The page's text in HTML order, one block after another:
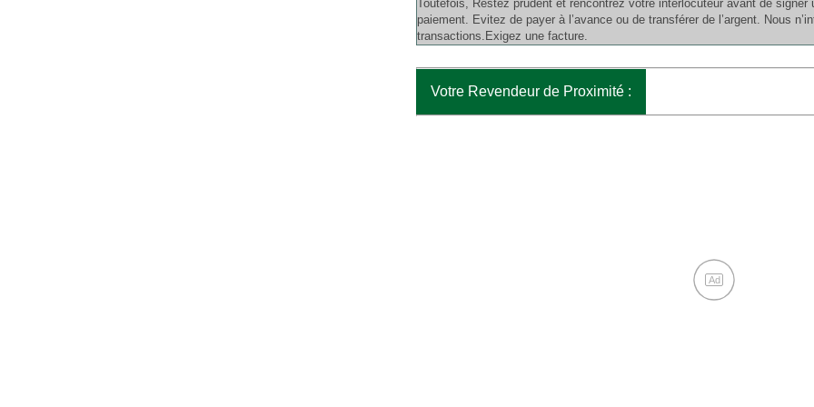
Toutefois, Restez prudent et rencontrez votre interlocuteur avant de signer
paiement. Evitez de payer à l’avance ou de transférer de l’argent. Nous
transactions.Exigez une facture.
Votre Revendeur de Proximité :
Ad